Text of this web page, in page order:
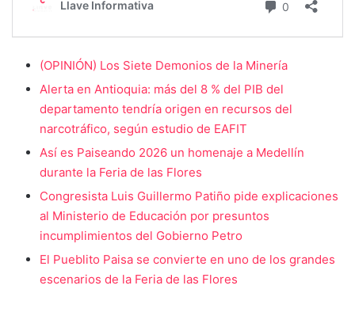
(OPINIÓN) Los Siete Demonios de la Minería
Alerta en Antioquia: más del 8 % del PIB del
departamento tendría origen en recursos del
narcotráfico, según estudio de EAFIT
Así es Paiseando 2026 un homenaje a Medellín
durante la Feria de las Flores
Congresista Luis Guillermo Patiño pide explicaciones
al Ministerio de Educación por presuntos
incumplimientos del Gobierno Petro
El Pueblito Paisa se convierte en uno de los grandes
escenarios de la Feria de las Flores